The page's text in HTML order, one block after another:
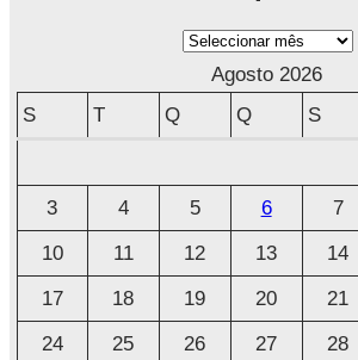
A
v
o
Agosto 2026
S
T Q Q S
3
4 5 6 7
10
11 12 13 14
17
18 19 20 21
24
25 26 27 28